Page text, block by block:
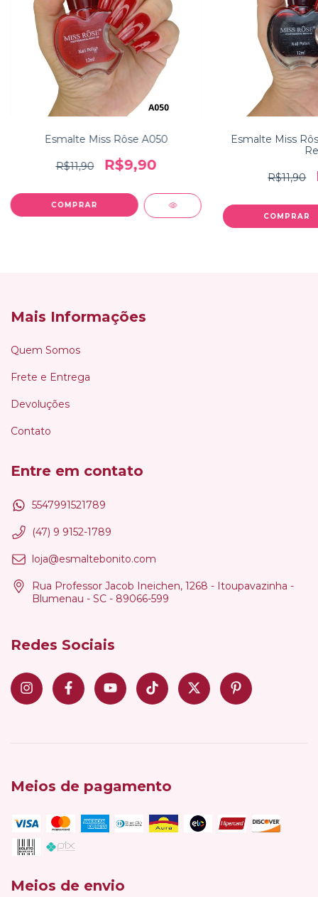
Esmalte Miss Rôse A050
R$11,90 R$9,90
Esmalte Miss
R$11,90
Mais Informações
Quem Somos
Frete e Entrega
Devoluções
Contato
Entre em contato
5547991521789
(47) 9 9152-1789
loja@esmaltebonito.com
Rua Professor Jacob Ineichen, 1268 - Itoupavazinha -
Blumenau - SC - 89066-599
Redes Sociais
Meios de pagamento
Meios de envio